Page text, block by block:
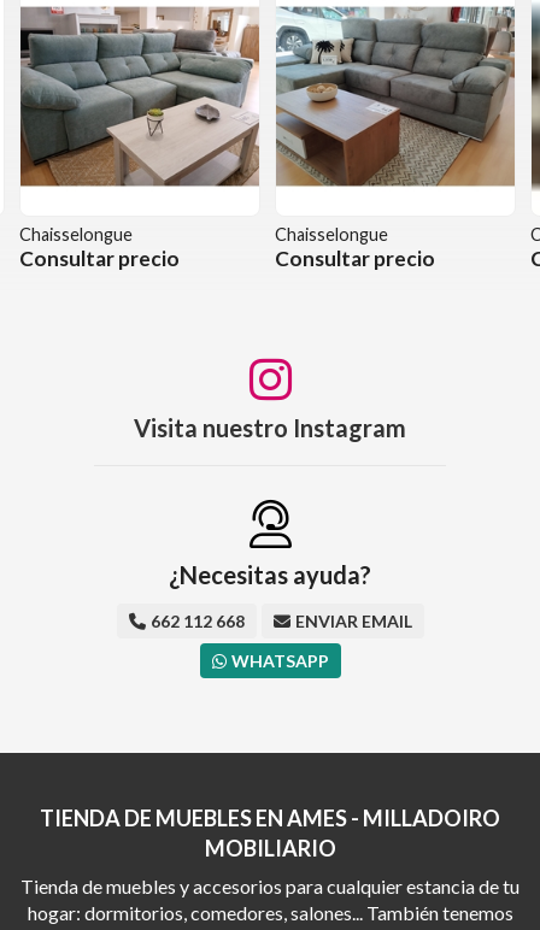
Chaisselongue
Consultar precio
Chaisselongue
Consultar precio
Visita nuestro Instagram
¿Necesitas ayuda?
662 112 668
ENVIAR EMAIL
WHATSAPP
TIENDA DE MUEBLES EN AMES - MILLADOIRO
MOBILIARIO
Tienda de muebles y accesorios para cualquier estancia de tu
hogar: dormitorios, comedores, salones... También tenemos